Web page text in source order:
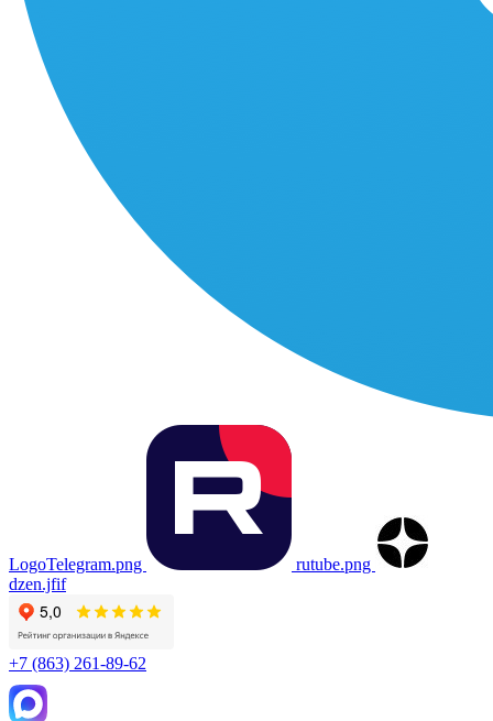
LogoTelegram.png
rutube.png
dzen.jfif
+7 (863) 261-89-62